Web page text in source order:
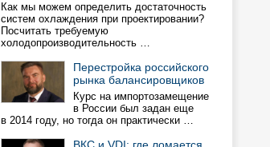
Как мы можем определить достаточность
систем охлаждения при проектировании?
Посчитать требуемую
холодопроизводительность …
Перестройка российского
рынка балансировщиков
Курс на импортозамещение
в России был задан еще
в 2014 году, но тогда он практически …